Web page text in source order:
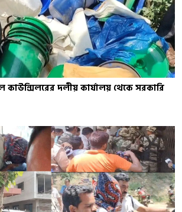
কাউন্সিলরের দলীয় কার্যালয় থেকে সরকারি